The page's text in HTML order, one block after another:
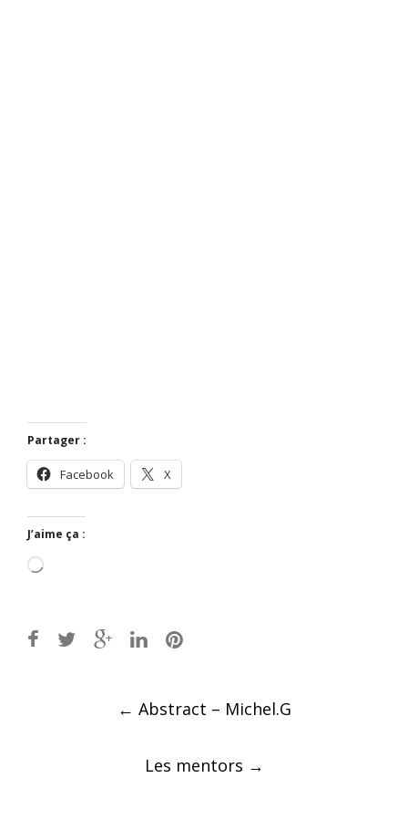
Partager :
Facebook X
J’aime ça :
Chargement…
← Abstract – Michel.G
Les mentors →